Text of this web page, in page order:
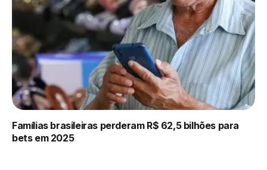
Famílias brasileiras perderam R$ 62,5 bilhões para
bets em 2025